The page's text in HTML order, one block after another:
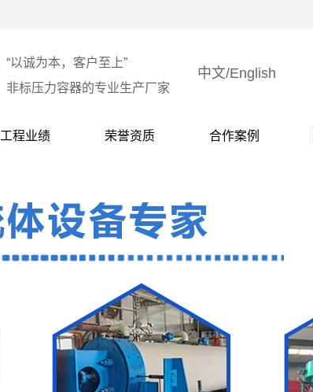
“以诚为本，客户至上”
非标压力容器的专业生产厂家
中文/English
工程业绩 荣誉资质 合作案例